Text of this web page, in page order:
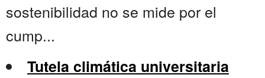
sostenibilidad no se mide por el
cump...
Tutela climática universitaria